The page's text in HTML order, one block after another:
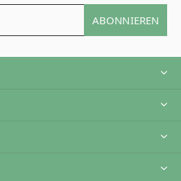
ABONNIEREN